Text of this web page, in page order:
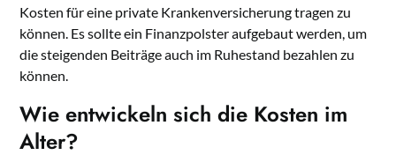
Kosten für eine private Krankenversicherung tragen zu
können. Es sollte ein Finanzpolster aufgebaut werden, um
die steigenden Beiträge auch im Ruhestand bezahlen zu
können.
Wie entwickeln sich die Kosten im
Alter?